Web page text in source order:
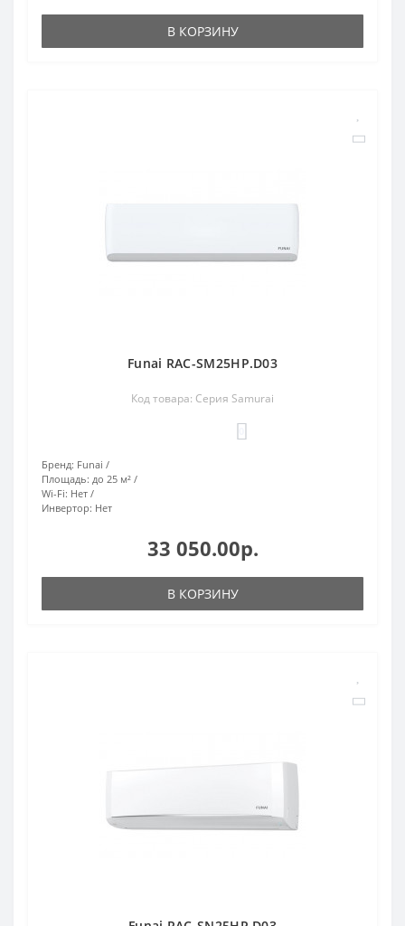
В КОРЗИНУ
Funai RAC-SM25HP.D03
Код товара: Серия Samurai
Бренд: Funai
Площадь: до 25 м²
Wi-Fi: Нет
Инвертор: Нет
33 050.00р.
В КОРЗИНУ